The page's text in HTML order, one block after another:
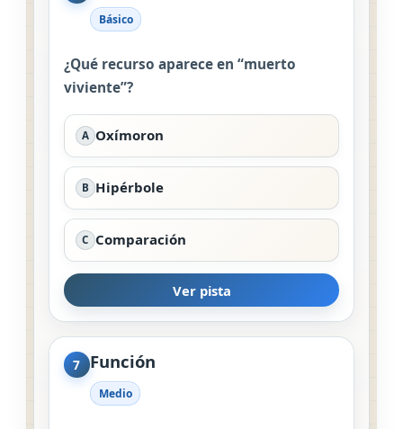
Básico
¿Qué recurso aparece en “muerto
viviente”?
A Oxímoron
B Hipérbole
C Comparación
Ver pista
7 Función
Medio